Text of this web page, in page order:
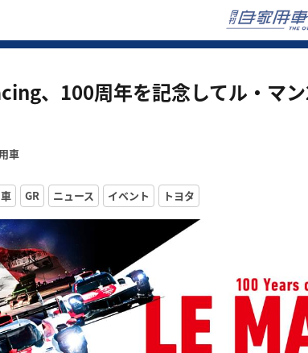
、100周年を記念してル・マ
車
GR ニュース イベント トヨタ